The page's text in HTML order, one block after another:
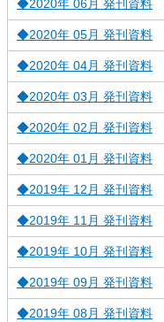
◆2020年 06月 発刊資料
◆2020年 05月 発刊資料
◆2020年 04月 発刊資料
◆2020年 03月 発刊資料
◆2020年 02月 発刊資料
◆2020年 01月 発刊資料
◆2019年 12月 発刊資料
◆2019年 11月 発刊資料
◆2019年 10月 発刊資料
◆2019年 09月 発刊資料
◆2019年 08月 発刊資料